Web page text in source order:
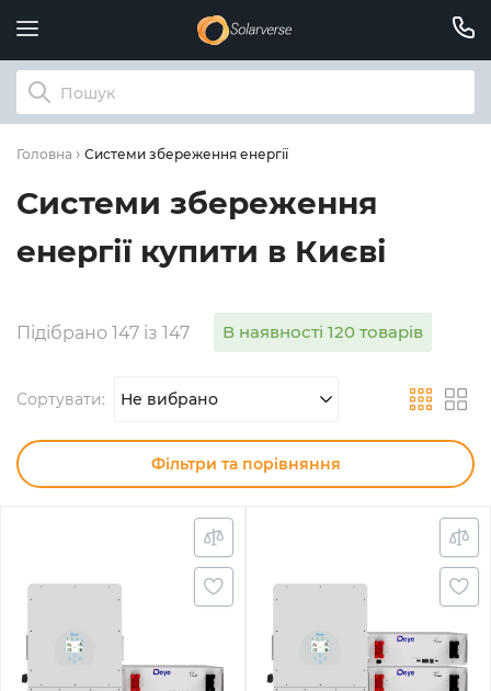
Головна Системи збереження енергії
Системи збереження
енергії купити в Києві
Підібрано 147 із 147 В наявності 120 товарів
Сортувати: Не вибрано
Фільтри та порівняння